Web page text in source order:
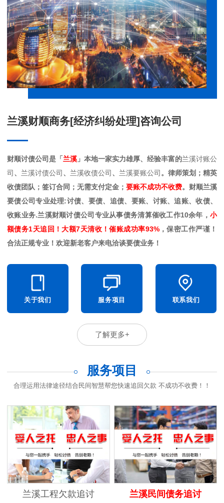
兰溪财顺商务[经济纠纷处理]咨询公司
财顺讨债公司是「 兰溪 」本地一家实力雄厚、经验丰富的兰溪讨账公
司 、 兰溪讨债公司 、 兰溪收债公司 、 兰溪要账公司 。律师策划；精英
收债团队；签订合同；无需支付定金； 要账不成功不收费。财顺兰溪
要债公司专业处理:讨债、要债、追债、要账、讨账、追账、收债、
收账业务.兰溪财顺讨债公司专业从事债务清算催收工作10余年， 小
额债务1天追回！大额7天清收！催账成功率93%，保密工作严谨！
合法正规专业！欢迎新老客户来电洽谈要债业务！
关于我们 服务项目 联系我们
了解更多+
服务项目
合理运用法律途径结合民间智慧帮您快速追回欠款 不成功不收费！！
兰溪工程欠款追讨 兰溪民间债务追讨